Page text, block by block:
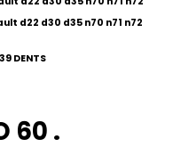
39 DENTS
60 .